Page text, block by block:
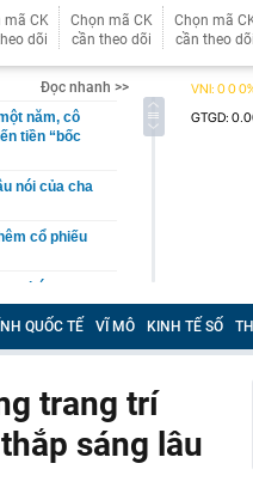
mã CK
dõi
Chọn mã CK
cần theo dõi
Chọn mã
cần theo dõi
Đọc nhanh >>
năm, cô
tiền “bốc
nói của cha
cổ phiếu
chứng
chốt", cổ
sắp bước
QUỐC TẾ VĨ MÔ KINH TẾ SỐ
trang trí
sáng lâu